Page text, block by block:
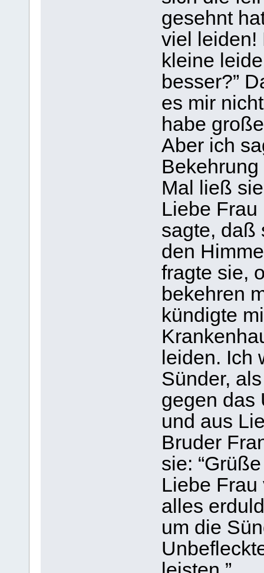
gesehnt
viel leiden!
kleine
besser?”
es mir
habe
Aber ich
Bekehrung
Mal ließ
Liebe
sagte, daß
den
fragte sie,
bekehren
kündigte
leiden. Ich
Sünder,
gegen das
und aus
Bruder
sie:
Liebe
alles
um die